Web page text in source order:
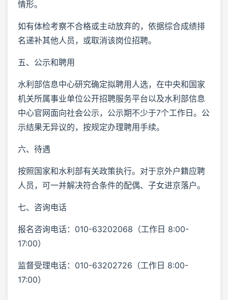
情形。
如有体检考察不合格或主动放弃的，依据综合成绩排
名递补其他人员，或取消该岗位招聘。
五、公示和聘用
水利部信息中心研究确定拟聘用人选，在中央和国家
机关所属事业单位公开招聘服务平台以及水利部信息
中心官网面向社会公示，公示期不少于7个工作日。公
示结果无异议的，按规定办理聘用手续。
六、待遇
按照国家和水利部有关政策执行。对于京外户籍应聘
人员，可一并解决符合条件的配偶、子女进京落户。
七、咨询电话
报名咨询电话：010-63202068（工作日 8:00-
17:00）
监督受理电话：010-63202726（工作日 8:00-
17:00）